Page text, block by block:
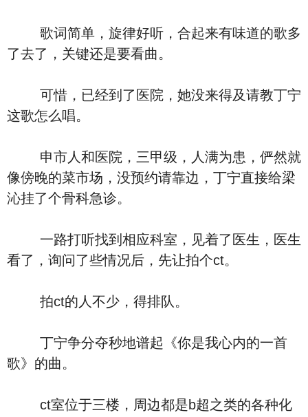
歌词简单，旋律好听，合起来有味道的歌多
了去了，关键还是要看曲。
可惜，已经到了医院，她没来得及请教丁宁
这歌怎么唱。
申市人和医院，三甲级，人满为患，俨然就
像傍晚的菜市场，没预约请靠边，丁宁直接给梁
沁挂了个骨科急诊。
一路打听找到相应科室，见着了医生，医生
看了，询问了些情况后，先让拍个ct。
拍ct的人不少，得排队。
丁宁争分夺秒地谱起《你是我心内的一首
歌》的曲。
ct室位于三楼，周边都是b超之类的各种化